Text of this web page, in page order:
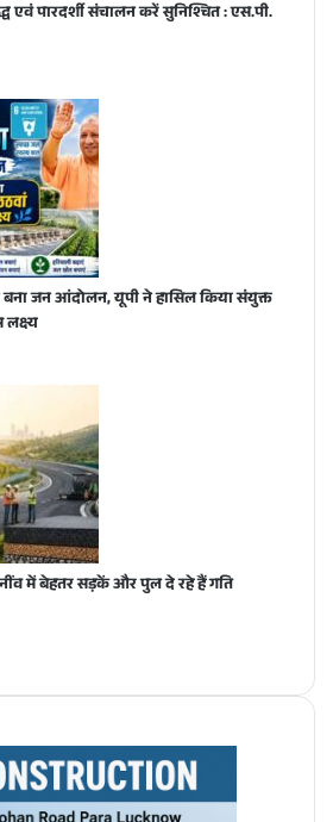
एवं पारदर्शी संचालन करें सुनिश्चित : एस.पी.
जन आंदोलन, यूपी ने हासिल किया संयुक्त
लक्ष्य
में बेहतर सड़कें और पुल दे रहे हैं गति